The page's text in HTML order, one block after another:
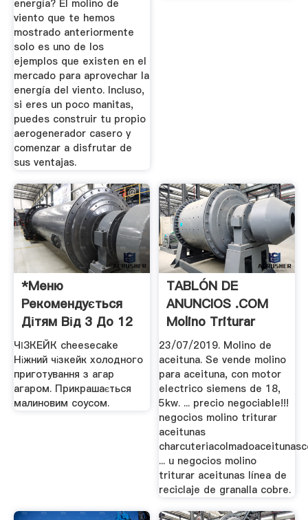
energía? El molino de
viento que te hemos
mostrado anteriormente
solo es uno de los
ejemplos que existen en el
mercado para aprovechar la
energía del viento. Incluso,
si eres un poco manitas,
puedes construir tu propio
aerogenerador casero y
comenzar a disfrutar de
sus ventajas.
*меню
Рекомендується
Дітям Від 3 До 12
Років.
ЧІЗКЕЙК cheesecake
Ніжний чізкейк холодного
приготування з агар
агаром. Прикрашається
малиновим соусом.
TABLÓN DE
ANUNCIOS .COM
Molino Triturar
Aceitunas ...
23/07/2019. Molino de
aceituna. Se vende molino
para aceituna, con motor
electrico siemens de 18,
5kw. ... precio negociable!!!
negocios molino triturar
aceitunas
... u negocios molino
triturar aceitunas línea de
reciclaje de granalla cobre.